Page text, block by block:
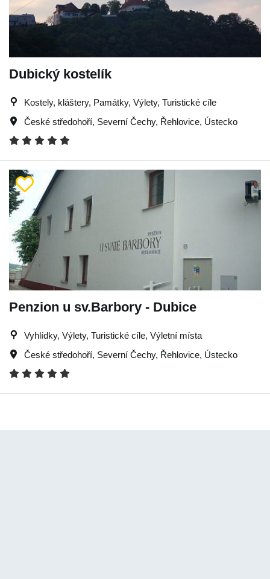
Dubický kostelík
Kostely, kláštery, Památky, Výlety, Turistické cíle
České středohoří, Severní Čechy, Řehlovice, Ústecko
Penzion u sv.Barbory - Dubice
Vyhlídky, Výlety, Turistické cíle, Výletní místa
České středohoří, Severní Čechy, Řehlovice, Ústecko